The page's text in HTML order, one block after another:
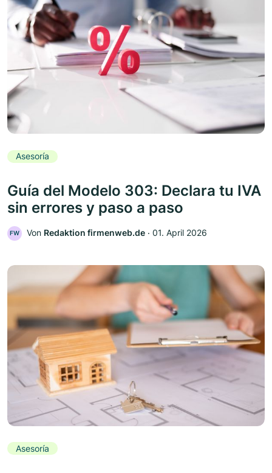
Asesoría
Guía del Modelo 303: Declara tu IVA
sin errores y paso a paso
FW Von Redaktion firmenweb.de ‧ 01. April 2026
Asesoría